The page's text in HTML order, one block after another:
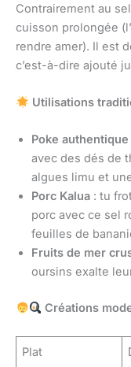
Contrairement au
cuisson prolongée
rendre amer). Il est
c’est-à-dire ajouté
Utilisations
Poke authentique
avec des dés de
algues limu et
Porc Kalua : tu
porc avec ce sel
feuilles de
Fruits de mer
oursins exalte
Créations
Plat